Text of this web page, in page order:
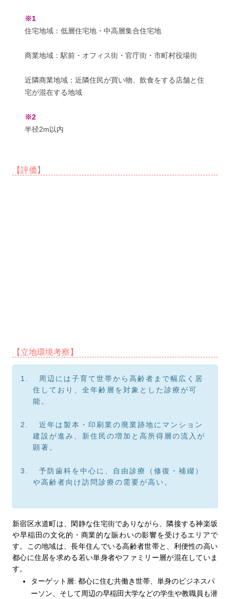
※1
住宅地域：低層住宅地・中高層集合住宅地
商業地域：駅前・オフィス街・官庁街・市町村役場街
近隣商業地域：近隣住民が買い物、飲食をする店舗と住
宅が混在する地域
※2
半径2m以内
【評価】
【立地環境考察】
1.
周辺には子育て世帯から高齢者まで幅広く居
住しており、全年齢層を対象とした診療が可
能。
2.
近年は製本・印刷業の廃業跡地にマンション
建設が進み、新住民の増加と高所得層の流入が
顕著。
3.
予防歯科を中心に、自由診療（修復・補綴）
や高齢者向け訪問診療の需要が高い。
新宿区水道町は、閑静な住宅街でありながら、隣接する神楽坂
や早稲田の文化的・商業的な賑わいの影響を受けるエリアで
す。この地域は、長年住んでいる高齢者世帯と、利便性の高い
都心に住居を求める若い単身者やファミリー層が混在していま
す。
ターゲット層: 都心に住む共働き世帯、単身のビジネスパ
ーソン、そして周辺の早稲田大学などの学生や教職員も潜